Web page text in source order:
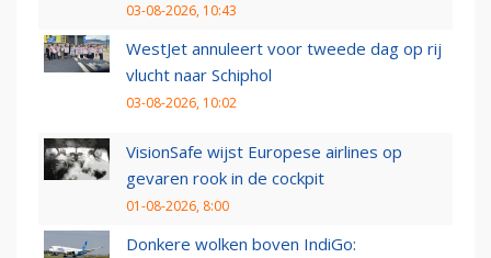
03-08-2026, 10:43
WestJet annuleert voor tweede dag op rij
vlucht naar Schiphol
03-08-2026, 10:02
VisionSafe wijst Europese airlines op
gevaren rook in de cockpit
01-08-2026, 8:00
Donkere wolken boven IndiGo: